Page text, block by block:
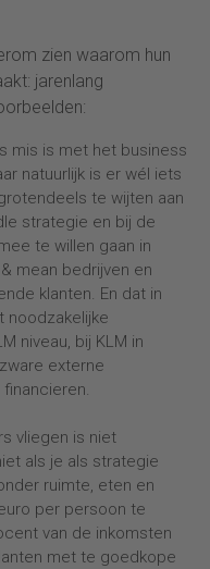
zien waarom hun
jarenlang
mis is met het business
natuurlijk is er wél iets
te wijten aan
strategie en bij de
te willen gaan in
mean bedrijven en
klanten. En dat in
noodzakelijke
niveau, bij KLM in
externe
vliegen is niet
als je als strategie
ruimte, eten en
per persoon te
van de inkomsten
met te goedkope